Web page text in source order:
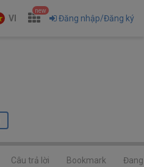
VI
new
Đăng nhập/Đăng ký
Câu trả lời Bookmark